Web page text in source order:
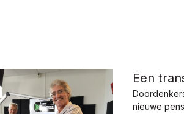
Een
nieuwe